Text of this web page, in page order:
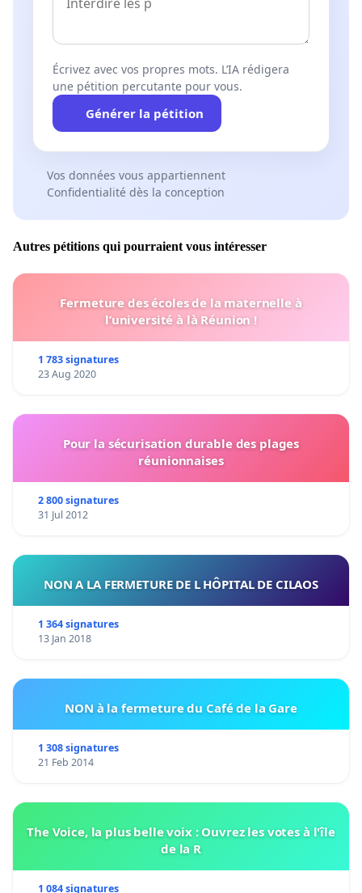
Écrivez avec vos propres mots. L’IA rédigera
une pétition percutante pour vous.
Générer la pétition
Vos données vous appartiennent
Confidentialité dès la conception
Autres pétitions qui pourraient vous intéresser
Fermeture des écoles de la maternelle à
l’université à là Réunion !
1 783 signatures
23 Aug 2020
Pour la sécurisation durable des plages
réunionnaises
2 800 signatures
31 Jul 2012
NON A LA FERMETURE DE L HÔPITAL DE CILAOS
1 364 signatures
13 Jan 2018
NON à la fermeture du Café de la Gare
1 308 signatures
21 Feb 2014
The Voice, la plus belle voix : Ouvrez les votes à l'île
de la R
1 084 signatures